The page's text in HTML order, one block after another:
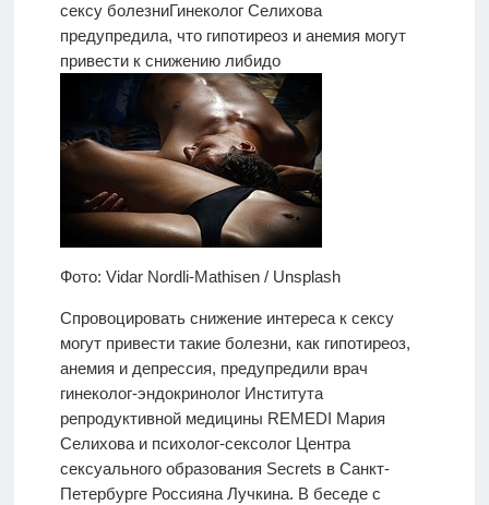
Версия для
слабовидящих
сексу болезниГинеколог Селихова
предупредила, что гипотиреоз и анемия могут
привести к снижению либидо
Фото: Vidar Nordli-Mathisen / Unsplash
Спровоцировать снижение интереса к сексу
могут привести такие болезни, как гипотиреоз,
анемия и депрессия, предупредили врач
гинеколог-эндокринолог Института
репродуктивной медицины REMEDI Мария
Селихова и психолог-сексолог Центра
сексуального образования Secrets в Санкт-
Петербурге Россияна Лучкина. В беседе с